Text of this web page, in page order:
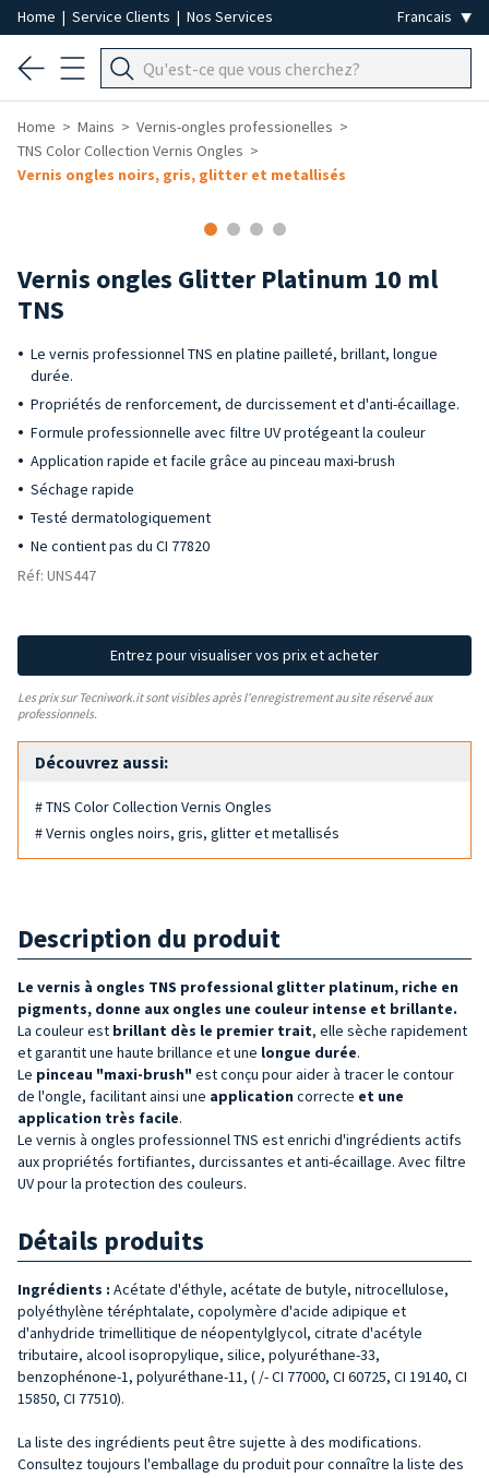
Home | Service Clients | Nos Services
Home Mains
Vernis-ongles professionelles
TNS Color Collection Vernis Ongles
Vernis ongles noirs, gris, glitter et metallisés
Vernis ongles Glitter Platinum 10 ml
TNS
Le vernis professionnel TNS en platine pailleté, brillant, longue
durée.
Propriétés de renforcement, de durcissement et d'anti-écaillage.
Formule professionnelle avec filtre UV protégeant la couleur
Application rapide et facile grâce au pinceau maxi-brush
Séchage rapide
Testé dermatologiquement
Ne contient pas du CI 77820
Réf: UNS447
Entrez pour visualiser vos prix et acheter
Les prix sur Tecniwork.it sont visibles après l'enregistrement au site réservé aux
professionnels.
Découvrez aussi:
# TNS Color Collection Vernis Ongles
# Vernis ongles noirs, gris, glitter et metallisés
Description du produit
Le vernis à ongles TNS professional glitter platinum, riche en
pigments, donne aux ongles une couleur intense et brillante.
La couleur est brillant dès le premier trait, elle sèche rapidement
et garantit une haute brillance et une longue durée.
Le pinceau "maxi-brush" est conçu pour aider à tracer le contour
de l'ongle, facilitant ainsi une application correcte et une
application très facile.
Le vernis à ongles professionnel TNS est enrichi d'ingrédients actifs
aux propriétés fortifiantes, durcissantes et anti-écaillage. Avec filtre
UV pour la protection des couleurs.
Détails produits
Ingrédients : Acétate d'éthyle, acétate de butyle, nitrocellulose,
polyéthylène téréphtalate, copolymère d'acide adipique et
d'anhydride trimellitique de néopentylglycol, citrate d'acétyle
tributaire, alcool isopropylique, silice, polyuréthane-33,
benzophénone-1, polyuréthane-11, ( /- CI 77000, CI 60725, CI 19140, CI
15850, CI 77510).
La liste des ingrédients peut être sujette à des modifications.
Consultez toujours l'emballage du produit pour connaître la liste des